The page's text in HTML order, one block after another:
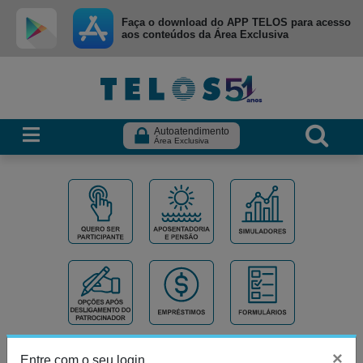
Ir para menu principal
Ir para conteúdo
Faça o download do APP TELOS para acesso
aos conteúdos da Área Exclusiva
Autoatendimento
Área Exclusiva
Entre com o seu login